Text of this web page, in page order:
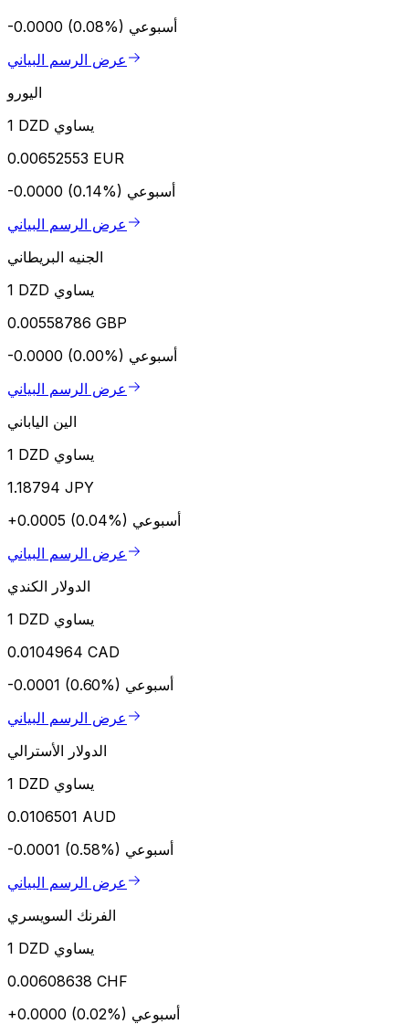
-0.0000 (0.08%) أسبوعي
عرض الرسم البياني
اليورو
1 DZD يساوي
0.00652553 EUR
-0.0000 (0.14%) أسبوعي
عرض الرسم البياني
الجنيه البريطاني
1 DZD يساوي
0.00558786 GBP
-0.0000 (0.00%) أسبوعي
عرض الرسم البياني
الين الياباني
1 DZD يساوي
1.18794 JPY
+0.0005 (0.04%) أسبوعي
عرض الرسم البياني
الدولار الكندي
1 DZD يساوي
0.0104964 CAD
-0.0001 (0.60%) أسبوعي
عرض الرسم البياني
الدولار الأسترالي
1 DZD يساوي
0.0106501 AUD
-0.0001 (0.58%) أسبوعي
عرض الرسم البياني
الفرنك السويسري
1 DZD يساوي
0.00608638 CHF
+0.0000 (0.02%) أسبوعي